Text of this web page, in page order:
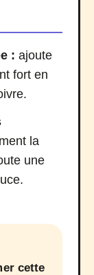
: ajoute
fort en
la
une
cette